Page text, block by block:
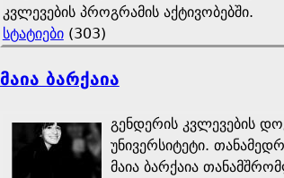
კვლევების პროგრამის აქტივობებში.
სტატიები (303)
მაია ბარქაია
გენდერის კვლევების
უნივერსიტეტი.
მაია ბარქაია